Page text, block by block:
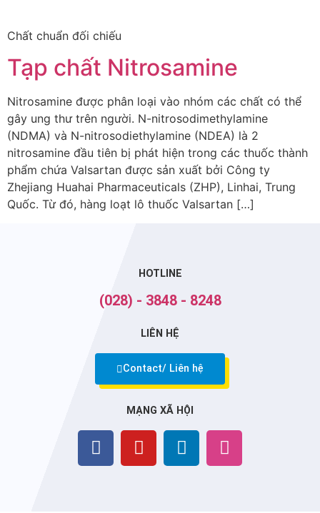
Chất chuẩn đối chiếu
Tạp chất Nitrosamine
Nitrosamine được phân loại vào nhóm các chất có thể
gây ung thư trên người. N-nitrosodimethylamine
(NDMA) và N-nitrosodiethylamine (NDEA) là 2
nitrosamine đầu tiên bị phát hiện trong các thuốc thành
phẩm chứa Valsartan được sản xuất bởi Công ty
Zhejiang Huahai Pharmaceuticals (ZHP), Linhai, Trung
Quốc. Từ đó, hàng loạt lô thuốc Valsartan […]
HOTLINE
(028) - 3848 - 8248
LIÊN HỆ
Contact/ Liên hệ
MẠNG XÃ HỘI